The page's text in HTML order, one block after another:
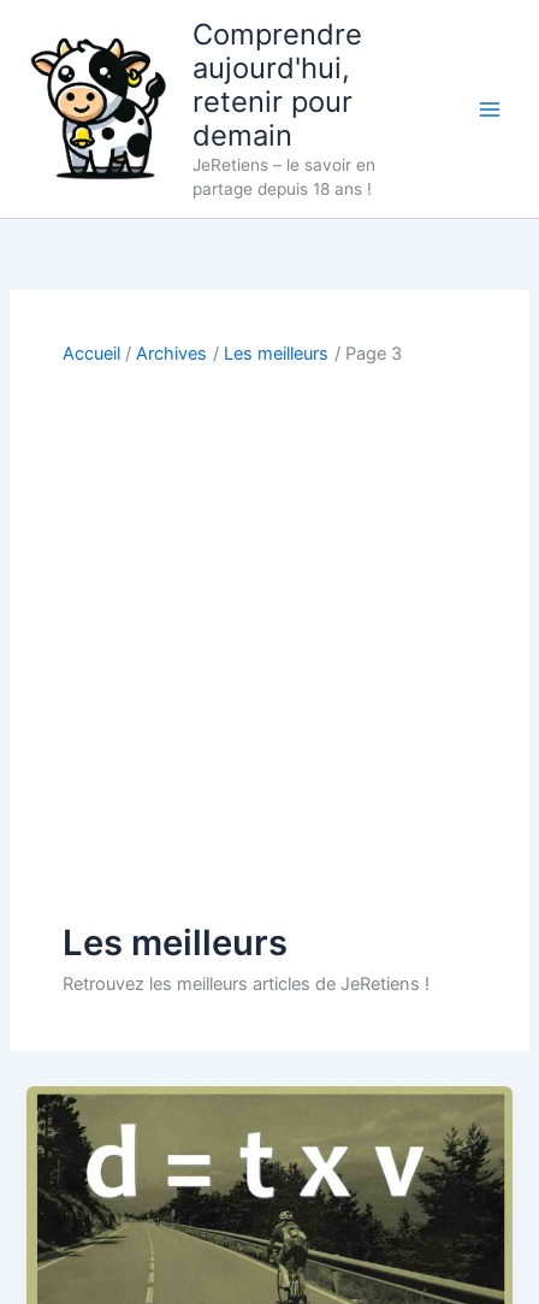
contenu
Comprendre
aujourd'hui,
retenir pour
demain
JeRetiens – le savoir en
partage depuis 18 ans !
Accueil Archives Les meilleurs Page 3
Les meilleurs
Retrouvez les meilleurs articles de JeRetiens !